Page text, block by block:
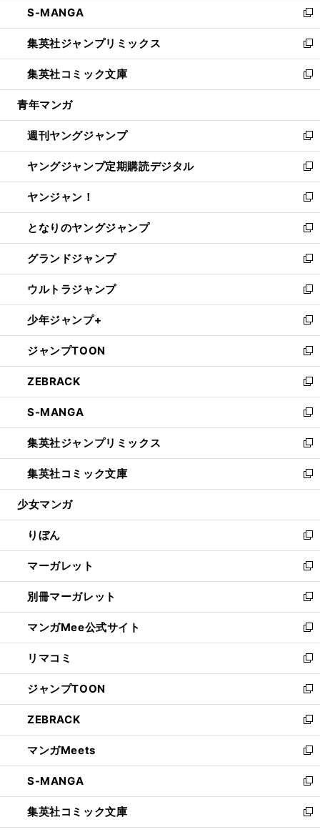
く
で
開
く
ド
ウ
で
開
く
ィ
ン
ド
ウ
で
開
い
ウ
ィ
ン
ド
ウ
開
く
S-MANGA
新
し
い
ウ
ィ
ン
ウ
で
開
く
集英社ジャンプリミックス
新
し
い
ウ
ン
ド
ウ
で
開
く
集英社コミック文庫
新
し
ウ
ィ
ン
ド
ウ
で
開
く
青年マンガ
週刊ヤングジャンプ
新
し
い
ウ
ィ
ン
ド
ウ
で
開
く
ヤングジャンプ定期購読デジタル
新
し
い
ウ
ィ
ン
ド
ウ
で
開
く
ヤンジャン！
新
し
い
ウ
ィ
ン
ド
ウ
で
開
く
となりのヤングジャンプ
新
し
い
ウ
ィ
ン
ド
ウ
で
開
く
グランドジャンプ
新
し
い
ウ
ィ
ン
ド
ウ
で
開
く
ウルトラジャンプ
新
し
い
ウ
ィ
ン
ド
ウ
で
開
く
少年ジャンプ+
新
し
い
ウ
ィ
ン
ド
ウ
で
開
く
ジャンプTOON
新
し
い
ウ
ィ
ン
ド
ウ
で
開
ZEBRACK
新
し
い
ウ
ィ
ン
ド
ウ
開
く
S-MANGA
新
し
い
ウ
ィ
ン
ウ
で
開
く
集英社ジャンプリミックス
新
し
い
ウ
ン
ド
ウ
で
開
く
集英社コミック文庫
新
し
ウ
ィ
ン
ド
ウ
で
開
く
少女マンガ
りぼん
新
し
い
ウ
ィ
ン
ド
ウ
で
開
く
マーガレット
新
し
い
ウ
ィ
ン
ド
ウ
で
開
く
別冊マーガレット
新
し
い
ウ
ィ
ン
ド
ウ
で
開
く
マンガMee公式サイト
新
し
い
ウ
ィ
ン
ド
ウ
で
開
く
リマコミ
新
し
い
ウ
ィ
ン
ド
ウ
で
開
く
ジャンプTOON
新
し
い
ウ
ィ
ン
ド
ウ
で
開
ZEBRACK
新
し
い
ウ
ィ
ン
ド
ウ
マンガMeets
新
し
い
ウ
ィ
ン
S-MANGA
新
し
い
ウ
集英社コミック文庫
新
し